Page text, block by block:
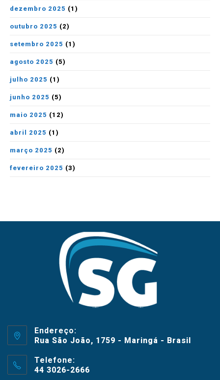
dezembro 2025 (1)
outubro 2025 (2)
setembro 2025 (1)
agosto 2025 (5)
julho 2025 (1)
junho 2025 (5)
maio 2025 (12)
abril 2025 (1)
março 2025 (2)
fevereiro 2025 (3)
Endereço:
Rua São João, 1759 - Maringá - Brasil
Telefone:
44 3026-2666